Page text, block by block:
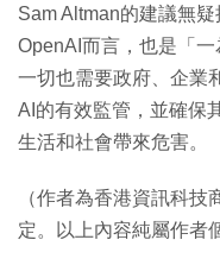
Sam Altman的建議無
OpenAI而言，也是「
一切也需要政府、企業
AI的有效監管，並確保
生活和社會帶來危害。
（作者為香港資訊科
定。以上內容純屬作者